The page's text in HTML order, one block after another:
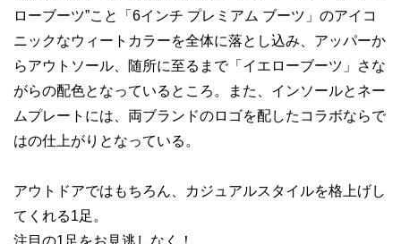
ローブーツ”こと「6インチ プレミアム ブーツ」のアイコ
ニックなウィートカラーを全体に落とし込み、アッパーか
らアウトソール、随所に至るまで「イエローブーツ」さな
がらの配色となっているところ。また、インソールとネー
ムプレートには、両ブランドのロゴを配したコラボならで
はの仕上がりとなっている。
アウトドアではもちろん、カジュアルスタイルを格上げし
てくれる1足。